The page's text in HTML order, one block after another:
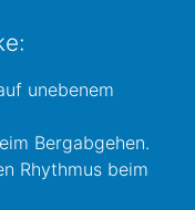
unebenem
Bergabgehen.
Rhythmus beim